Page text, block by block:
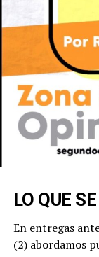
LO QUE
En entregas
(2) abordamos